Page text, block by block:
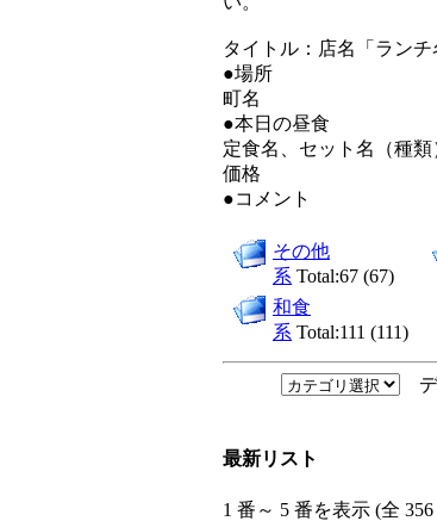
タイトル：店名「ランチ
●場所
町名
●本日の昼食
定食名、セット名（種類
価格
●コメント
その他
系 Total:67 (67)
和食
系 Total:111 (111)
デ
最新リスト
1 番～ 5 番を表示 (全